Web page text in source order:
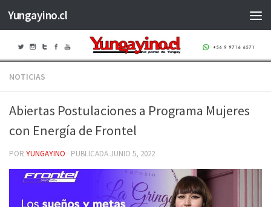
Saltar al contenido
Yungayino.cl
NOTICIAS
Abiertas Postulaciones a Programa Mujeres
con Energía de Frontel
POR YUNGAYINO · PUBLICADAJUNIO 5, 2022